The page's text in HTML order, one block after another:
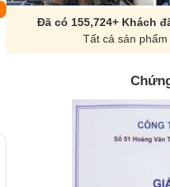
Đã có 155,724+ Khách
Tất cả sản